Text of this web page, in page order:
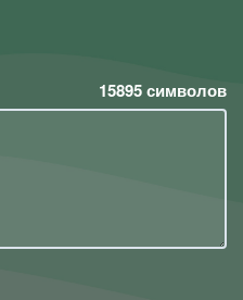
15895символов